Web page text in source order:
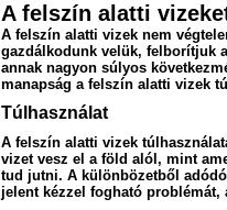
A felszín alatti
A felszín alatti vizek nem
gazdálkodunk velük, felborítjuk
annak nagyon súlyos
manapság a felszín alatti vizek
Túlhasználat
A felszín alatti vizek
vizet vesz el a föld alól, mint
tud jutni. A különbözetből
jelent kézzel fogható problémát,